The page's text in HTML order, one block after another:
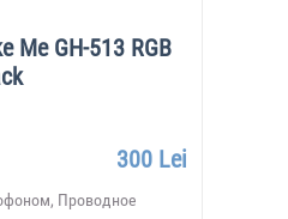
Me GH-513 RGB
300 Lei
Проводное